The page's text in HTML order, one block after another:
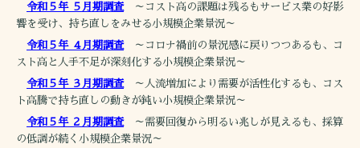
令和５年 ５月期調査～コスト高の課題は残るもサービス業の好影
響を受け、持ち直しをみせる小規模企業景況～
令和５年 ４月期調査～コロナ禍前の景況感に戻りつつあるも、コ
スト高と人手不足が深刻化する小規模企業景況～
令和５年 ３月期調査～人流増加により需要が活性化するも、コス
ト高騰で持ち直しの動きが鈍い小規模企業景況～
令和５年 ２月期調査～需要回復から明るい兆しが見えるも、採算
の低調が続く小規模企業景況～